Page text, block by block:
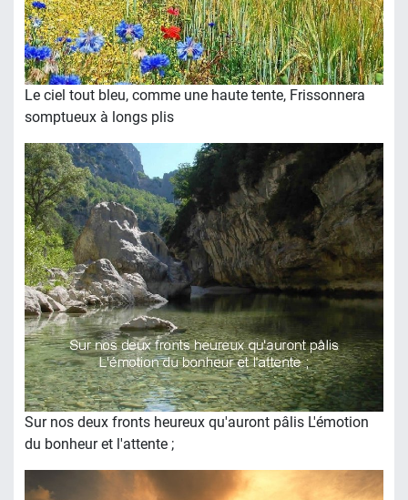
Le ciel tout bleu, comme une haute tente, Frissonnera
somptueux à longs plis
Sur nos deux fronts heureux qu'auront pâlis L'émotion
du bonheur et l'attente ;